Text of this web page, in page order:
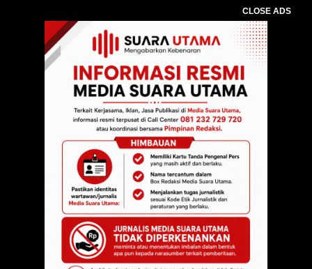
CLOSE ADS